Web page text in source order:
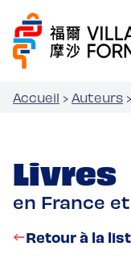
Accueil › Auteurs ›
Livres
en France
Retour à la